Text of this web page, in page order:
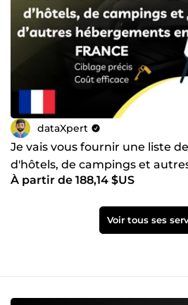
dataXpert
Je vais vous fournir une liste
d'hôtels, de campings et
France
À partir de 188,14 $US
Voir tous ses